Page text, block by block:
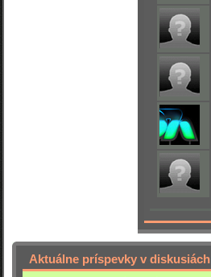
Aktuálne príspevky v diskusiách